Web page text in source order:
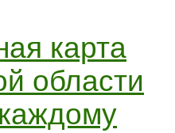
карта
области